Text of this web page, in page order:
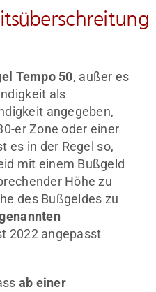
Tempo 50, außer es
als
angegeben,
er Zone oder einer
es in der Regel so,
mit einem Bußgeld
Höhe zu
des Bußgeldes zu
2022 angepasst
ab einer